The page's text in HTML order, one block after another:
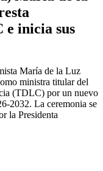
e inicia sus
María de la Luz
ministra titular del
(TDLC) por un nuevo
2032. La ceremonia se
la Presidenta